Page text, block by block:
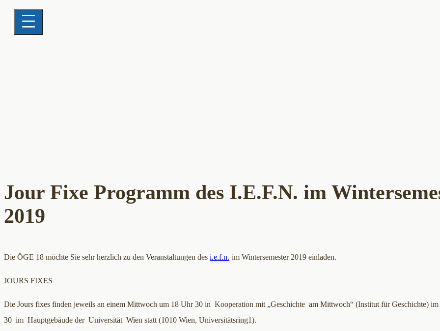
Jour Fixe Programm des I.E.F.N. im
2019
Die ÖGE 18 möchte Sie sehr herzlich zu den Veranstaltungen des i.e.f.n. im Wintersemester 2019 einladen.
JOURS FIXES
Die Jours fixes finden jeweils an einem Mittwoch um 18 Uhr 30 in Kooperation mit „Geschichte am Mittwoch“ (Institut für Geschichte) im
30 im Hauptgebäude der Universität Wien statt (1010 Wien, Universitätsring1).